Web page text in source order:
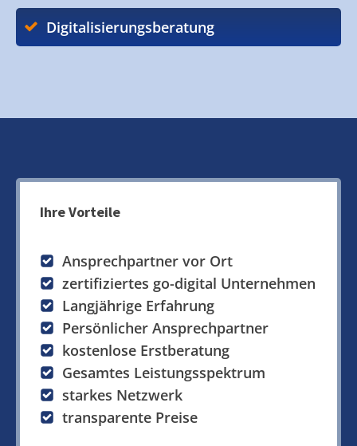
Digitalisierungsberatung
Ihre Vorteile
Ansprechpartner vor Ort
zertifiziertes go-digital Unternehmen
Langjährige Erfahrung
Persönlicher Ansprechpartner
kostenlose Erstberatung
Gesamtes Leistungsspektrum
starkes Netzwerk
transparente Preise